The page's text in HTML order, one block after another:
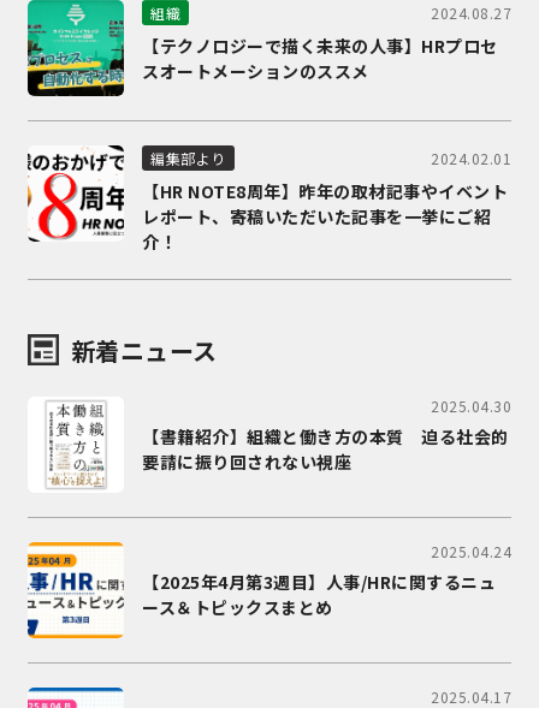
組織 2024.08.27
【テクノロジーで描く未来の人事】HRプロセ
スオートメーションのススメ
編集部より 2024.02.01
【HR NOTE8周年】昨年の取材記事やイベント
レポート、寄稿いただいた記事を一挙にご紹
介！
新着ニュース
2025.04.30
【書籍紹介】組織と働き方の本質 迫る社会的
要請に振り回されない視座
2025.04.24
【2025年4月第3週目】人事/HRに関するニュ
ース＆トピックスまとめ
2025.04.17